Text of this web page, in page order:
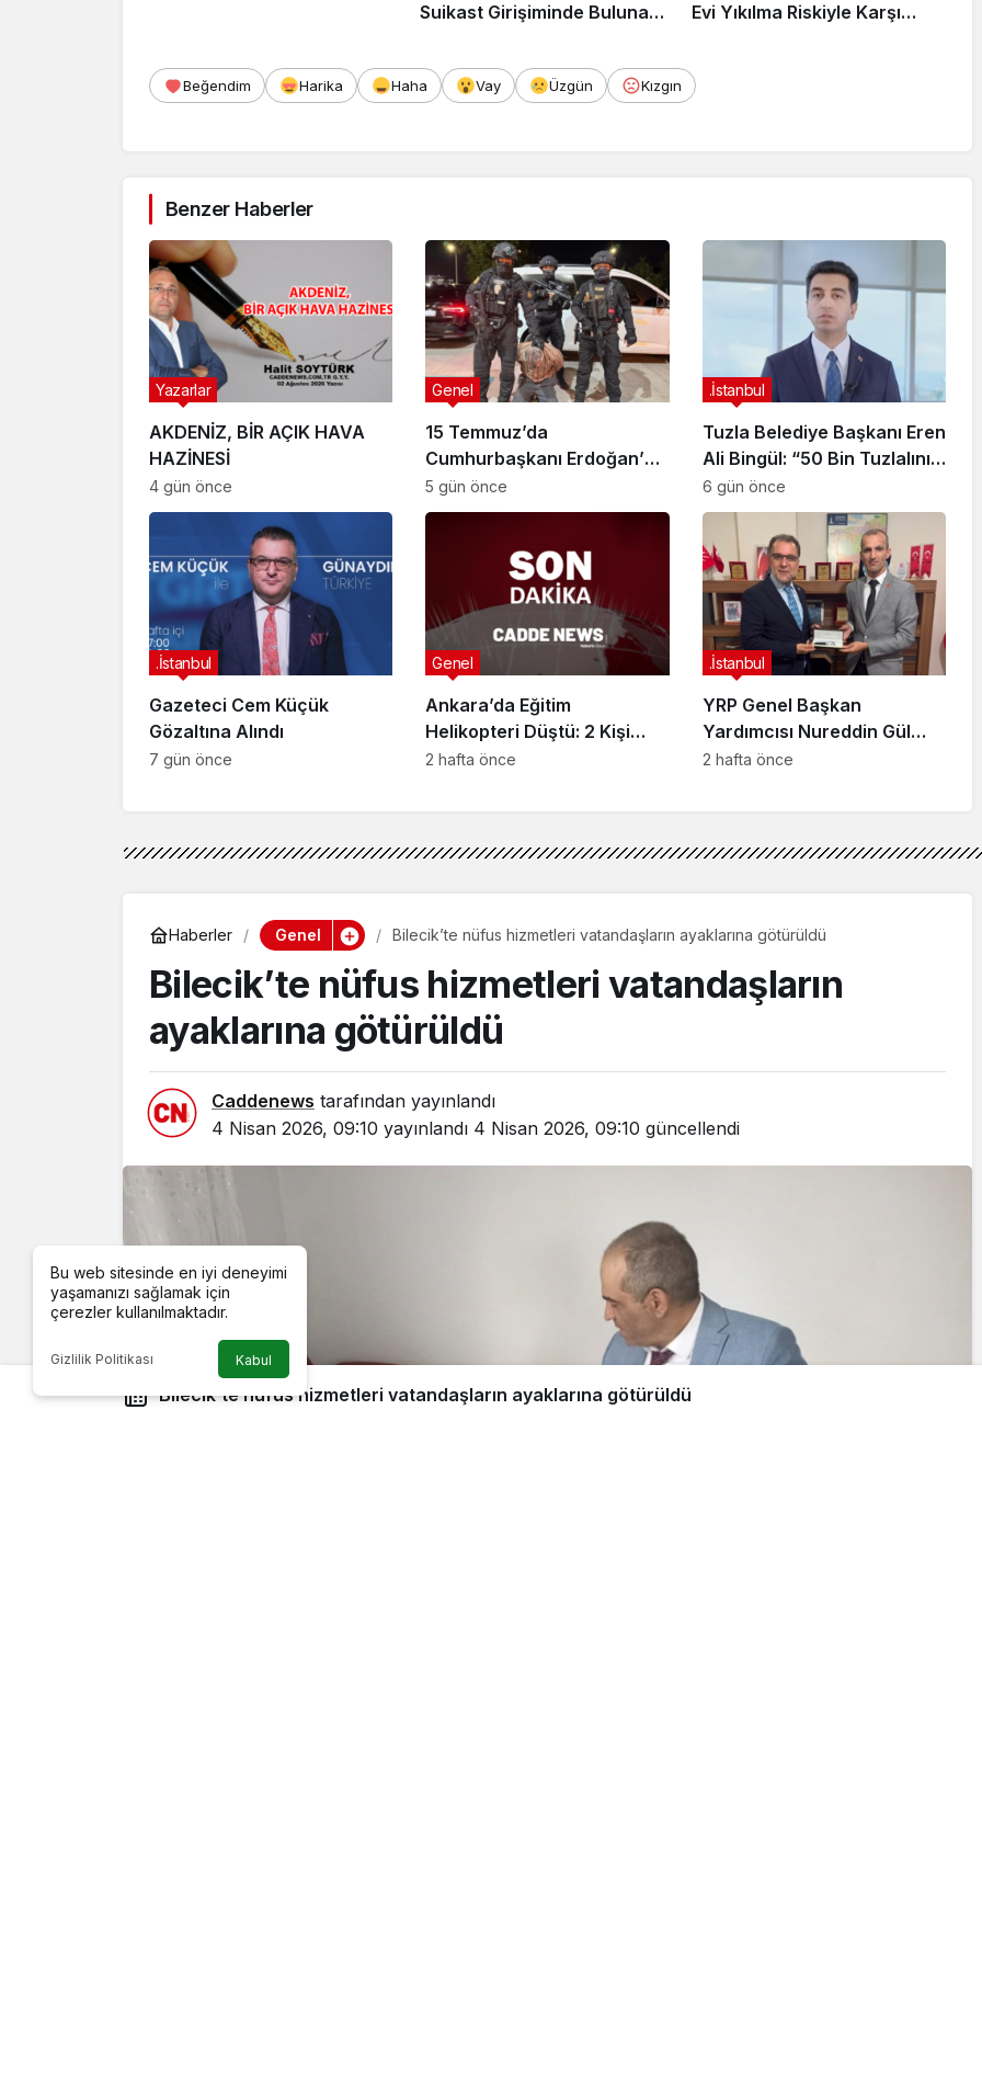
Suikast Girişiminde Bulunan
Afyonkarahisar’da Yakalandı
Evi Yıkılma Riskiyle Karşı
Beğendim Harika Haha Vay Üzgün Kızgın
Benzer Haberler
AKDENİZ, BİR AÇIK HAVA
HAZİNESİ
Yazarlar
4 gün önce
15 Temmuz’da
Cumhurbaşkanı Erdoğan’a
Suikast Girişiminde Bulunan
FETÖ Firarisi B.K.
Yakalandı
Genel
5 gün önce
Tuzla Belediye Başkanı Eren
Ali Bingül: “50 Bin Tuzlalının
Evi Yıkılma Riskiyle Karşı
Karşıya”
.İstanbul
6 gün önce
Gazeteci Cem Küçük
Gözaltına Alındı
.İstanbul
7 gün önce
Ankara’da Eğitim
Helikopteri Düştü: 2 Kişi
Yaralandı
Genel
2 hafta önce
YRP Genel Başkan
Yardımcısı Nureddin Gül
Sancaktepe Teşkilatıyla Bir
.İstanbul
2 hafta önce
Haberler Genel Bilecik’te nüfus hizmetleri vatandaşların ayaklarına götürüldü
Bilecik’te nüfus hizmetleri vatandaşların
ayaklarına götürüldü
Caddenews tarafından yayınlandı
4 Nisan 2026, 09:10 yayınlandı 4 Nisan 2026, 09:10 güncellendi
Bilecik’te nüfus hizmetleri vatandaşların ayaklarına götürüldü
Bu web sitesinde en iyi deneyimi
yaşamanızı sağlamak için
çerezler kullanılmaktadır.
Gizlilik Politikası Kabul